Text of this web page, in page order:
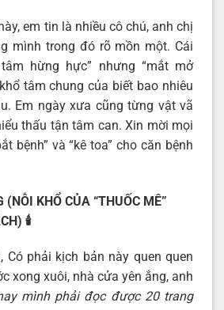
em tin là nhiều cô chú, anh chị
mình trong đó rõ mồn một. Cái
hừng hực” nhưng “mắt mở
tâm chung của biết bao nhiêu
Em ngày xưa cũng từng vật vã
thấu tận tâm can. Xin mời mọi
bệnh” và “kê toa” cho căn bệnh
(NỖI KHỔ CỦA “THUỐC MÊ”
🕯️
Có phải kịch bản này quen quen
xong xuôi, nhà cửa yên ắng, anh
mình phải đọc được 20 trang